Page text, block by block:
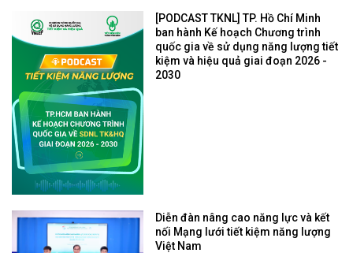
[PODCAST TKNL] TP. Hồ Chí Minh
ban hành Kế hoạch Chương trình
quốc gia về sử dụng năng lượng tiết
kiệm và hiệu quả giai đoạn 2026 -
2030
Diễn đàn nâng cao năng lực và kết
nối Mạng lưới tiết kiệm năng lượng
Việt Nam